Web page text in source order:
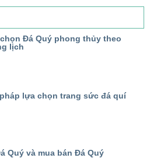
Đá Quý phong thủy theo
lịch
lựa chọn trang sức đá quí
Quý và mua bán Đá Quý